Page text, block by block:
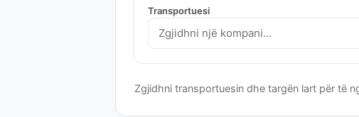
Transportuesi
Zgjidhni transportuesin dhe targën lart për të